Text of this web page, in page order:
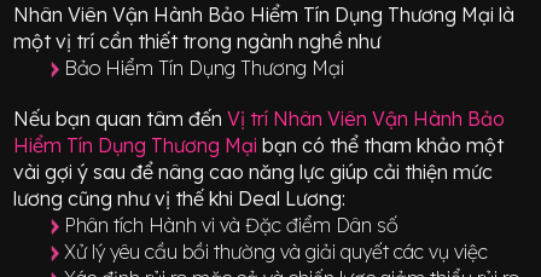
Nhân Viên Vận Hành Bảo Hiểm Tín Dụng Thương Mại là
một vị trícần thiết trong ngành nghề như
Bảo Hiểm Tín Dụng Thương Mại
Nếu bạn quan tâm đến Vị trí Nhân Viên Vận Hành Bảo
Hiểm Tín Dụng Thương Mại bạn có thể tham khảo một
vài gợi ý sau để nâng cao năng lực giúp cải thiện mức
lương cũng như vị thế khi Deal Lương:
Phân tích Hành vi và Đặc điểm Dân số
Xử lý yêu cầu bồi thường và giải quyết các vụ việc